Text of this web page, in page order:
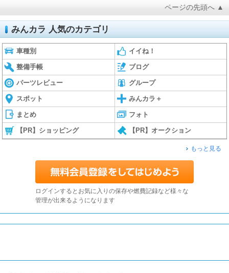
ページの先頭へ ▲
みんカラ 人気のカテゴリ
車種別 イイね！
整備手帳 ブログ
パーツレビュー グループ
スポット みんカラ＋
まとめ フォト
【PR】ショッピング 【PR】オークション
もっと見る
ログインするとお気に入りの保存や燃費記録など様々な
管理が出来るようになります